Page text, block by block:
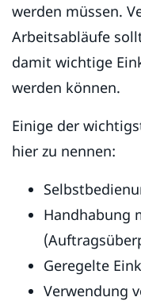
werden müssen.
Arbeitsabläufe
damit wichtige
werden können.
Einige der
hier zu nennen:
Handhabung
Geregelte
Verwendung